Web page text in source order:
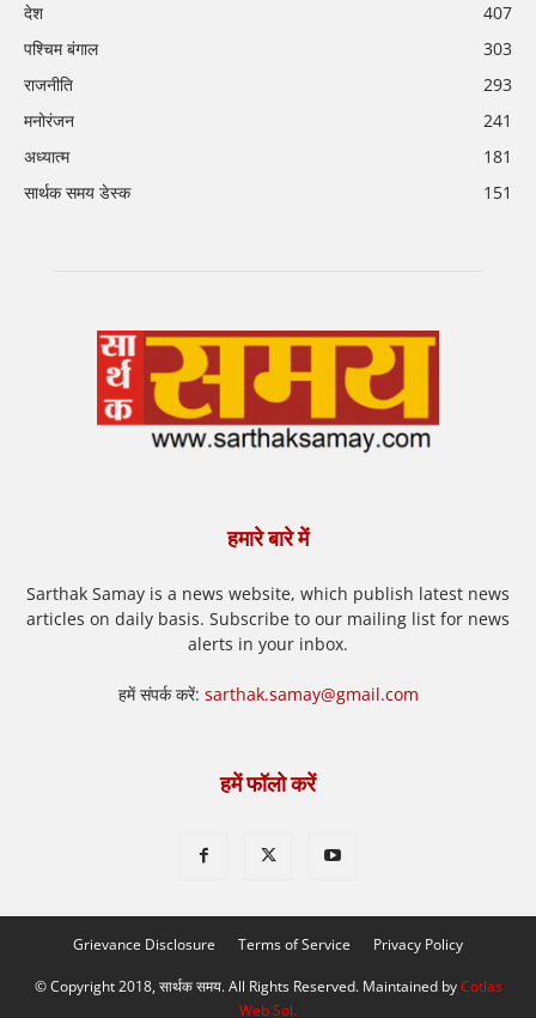
देश
407
पश्चिम बंगाल
303
राजनीति
293
मनोरंजन
241
अध्यात्म
181
सार्थक समय डेस्क
151
हमारे बारे में
Sarthak Samay is a news website, which publish latest news
articles on daily basis. Subscribe to our mailing list for news
alerts in your inbox.
हमें संपर्क करें: sarthak.samay@gmail.com
हमें फॉलो करें
Grievance Disclosure Terms of Service Privacy Policy
© Copyright 2018, सार्थक समय. All Rights Reserved. Maintained byCotlas
Web Sol.